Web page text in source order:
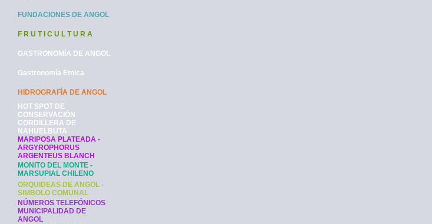
FUNDACIONES DE ANGOL
F R U T I C U L T U R A
GASTRONOMÍA DE ANGOL
Gastronomía Etnica
HIDROGRAFÍA DE ANGOL
HOT SPOT DE
CONSERVACIÓN
CORDILLERA DE
NAHUELBUTA
MARIPOSA PLATEADA -
ARGYROPHORUS
ARGENTEUS BLANCH
MONITO DEL MONTE -
MARSUPIAL CHILENO
ORQUIDEAS DE ANGOL -
SIMBOLO COMUNAL
NÚMEROS TELEFÓNICOS
MUNICIPALIDAD DE
ANGOL